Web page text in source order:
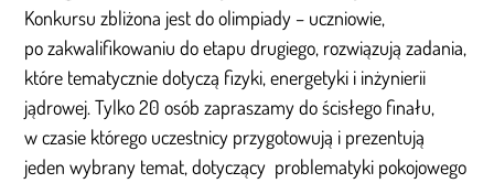
Konkursu zbliżona jest do olimpiady – uczniowie,
po zakwalifikowaniu do etapu drugiego, rozwiązują zadania,
które tematycznie dotyczą fizyki, energetyki i inżynierii
jądrowej. Tylko 20 osób zapraszamy do ścisłego finału,
w czasie którego uczestnicy przygotowują i prezentują
jeden wybrany temat, dotyczący problematyki pokojowego